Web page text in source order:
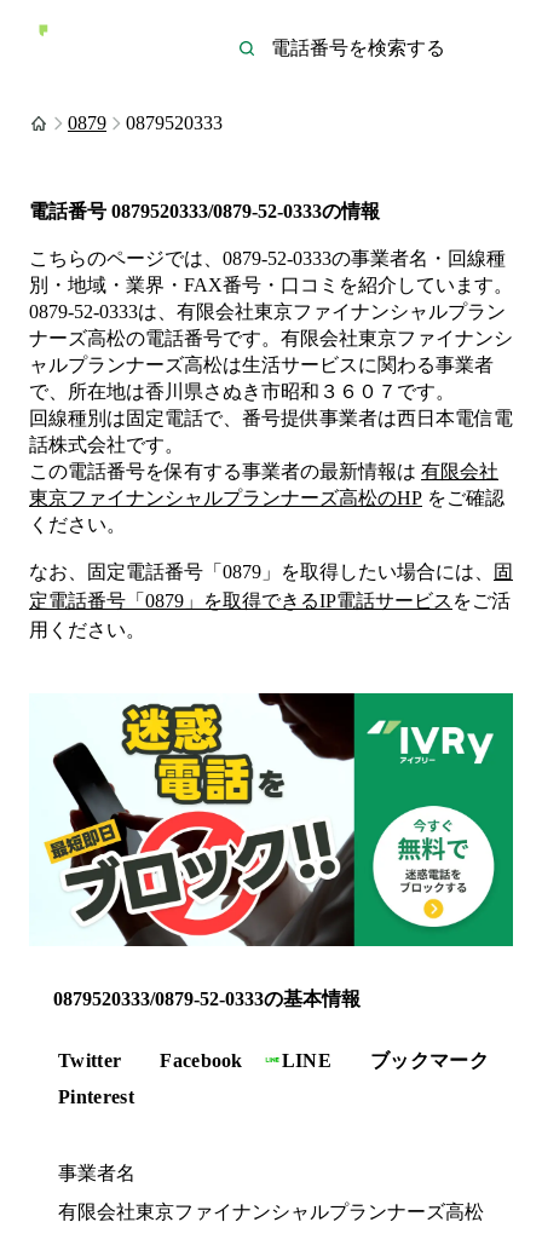
0879 0879520333
電話番号 0879520333/0879-52-0333の情報
こちらのページでは、 0879-52-0333の事業者名・回線種
別・地域・業界・FAX番号・口コミを紹介しています。
0879-52-0333は、 有限会社東京ファイナンシャルプラン
ナーズ高松の電話番号です。 有限会社東京ファイナンシ
ャルプランナーズ高松は生活サービスに関わる事業者
で、所在地は香川県さぬき市昭和３６０７ です。
回線種別は固定電話で、番号提供事業者は西日本電信電
話株式会社です。
この電話番号を保有する事業者の最新情報は 有限会社
東京ファイナンシャルプランナーズ高松のHP をご確認
ください。
なお、固定電話番号「 0879 」を取得したい場合には、
固
定電話番号「 0879 」を取得できるIP電話サービス をご活
用ください。
0879520333/0879-52-0333の基本情報
Twitter Facebook LINE
ブックマーク
Pinterest
事業者名
有限会社東京ファイナンシャルプランナーズ高松